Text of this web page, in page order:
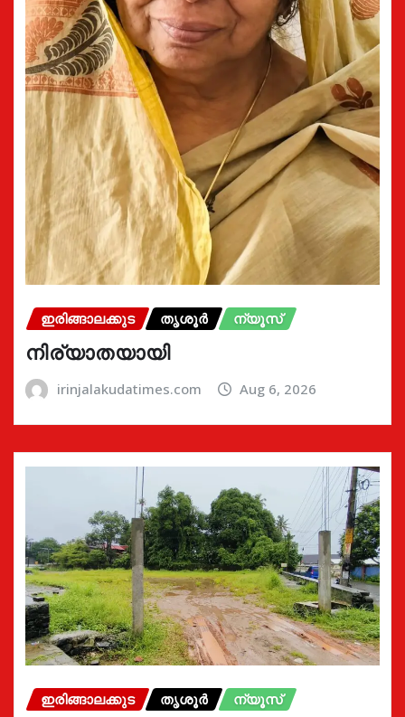
ഇരിങ്ങാലക്കുട തൃശൂർ ന്യൂസ്
നിര്യാതയായി
irinjalakudatimes.com Aug 6, 2026
ഇരിങ്ങാലക്കുട തൃശൂർ ന്യൂസ്